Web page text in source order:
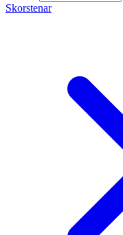
Skorstenar